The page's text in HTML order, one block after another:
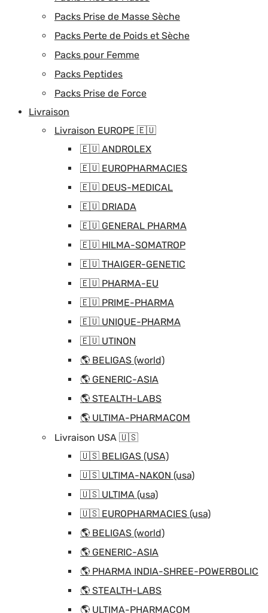
Packs Prise de Masse Sèche
Packs Perte de Poids et Sèche
Packs pour Femme
Packs Peptides
Packs Prise de Force
Livraison
Livraison EUROPE 🇪🇺
🇪🇺 ANDROLEX
🇪🇺 EUROPHARMACIES
🇪🇺 DEUS-MEDICAL
🇪🇺 DRIADA
🇪🇺 GENERAL PHARMA
🇪🇺 HILMA-SOMATROP
🇪🇺 THAIGER-GENETIC
🇪🇺 PHARMA-EU
🇪🇺 PRIME-PHARMA
🇪🇺 UNIQUE-PHARMA
🇪🇺 UTINON
🌎 BELIGAS (world)
🌎 GENERIC-ASIA
🌎 STEALTH-LABS
🌎 ULTIMA-PHARMACOM
Livraison USA 🇺🇸
🇺🇸 BELIGAS (USA)
🇺🇸 ULTIMA-NAKON (usa)
🇺🇸 ULTIMA (usa)
🇺🇸 EUROPHARMACIES (usa)
🌎 BELIGAS (world)
🌎 GENERIC-ASIA
🌎 PHARMA INDIA-SHREE-POWERBOLIC
🌎 STEALTH-LABS
🌎 ULTIMA-PHARMACOM